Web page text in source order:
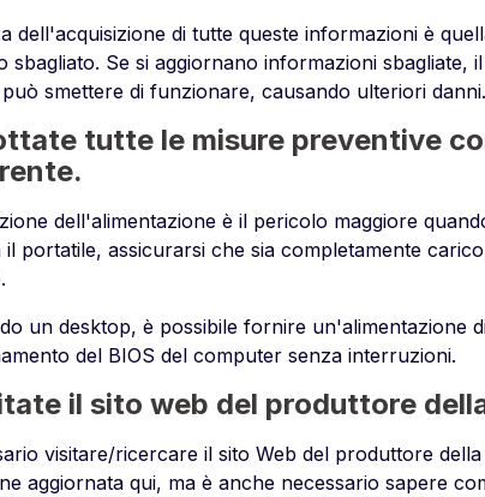
dell'acquisizione di tutte queste informazioni è
sbagliato. Se si aggiornano informazioni sbagliate,
smettere di funzionare, causando ulteriori danni.
tutte le misure preventive
dell'alimentazione è il pericolo maggiore
il portatile, assicurarsi che sia completamente
un desktop, è possibile fornire un'alimentazione
del BIOS del computer senza interruzioni.
il sito web del produttore
visitare/ricercare il sito Web del produttore
aggiornata qui, ma è anche necessario sapere